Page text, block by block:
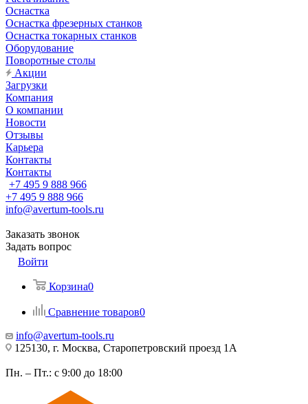
Оснастка
Оснастка фрезерных станков
Оснастка токарных станков
Оборудование
Поворотные столы
Акции
Загрузки
Компания
О компании
Новости
Отзывы
Карьера
Контакты
Контакты
+7 495 9 888 966
+7 495 9 888 966
info@avertum-tools.ru
Заказать звонок
Задать вопрос
Войти
Корзина0
Сравнение товаров0
info@avertum-tools.ru
125130, г. Москва, Старопетровский проезд 1А
Пн. – Пт.: с 9:00 до 18:00